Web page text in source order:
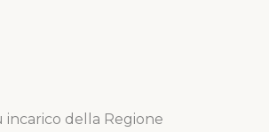
incarico della Regione